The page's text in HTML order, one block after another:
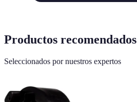
Productos recomendados
Seleccionados por nuestros expertos